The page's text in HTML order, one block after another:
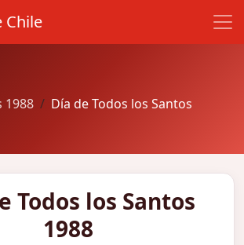
Chile
1988 Día de Todos los Santos
Todos los Santos
1988